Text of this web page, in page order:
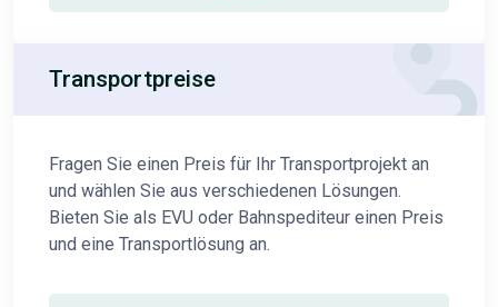
Transportpreise
Fragen Sie einen Preis für Ihr Transportprojekt an
und wählen Sie aus verschiedenen Lösungen.
Bieten Sie als EVU oder Bahnspediteur einen Preis
und eine Transportlösung an.